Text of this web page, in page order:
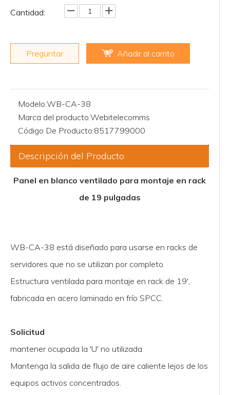
Cantidad:
Preguntar Añadir al carrito
Modelo:WB-CA-38
Marca del producto:Webitelecomms
Código De Producto:8517799000
Descripción del Producto
Panel en blanco ventilado para montaje en rack
de 19 pulgadas
WB-CA-38 está diseñado para usarse en racks de
servidores que no se utilizan por completo.
Estructura ventilada para montaje en rack de 19',
fabricada en acero laminado en frío SPCC.
Solicitud
mantener ocupada la 'U' no utilizada
Mantenga la salida de flujo de aire caliente lejos de los
equipos activos concentrados.